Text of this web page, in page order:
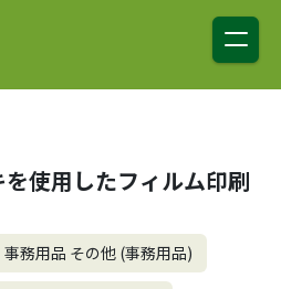
ン
使用したフィルム印刷
事務用品 その他 (事務用品)